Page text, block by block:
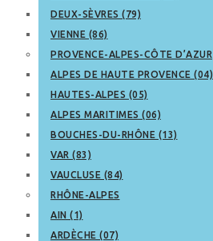
DEUX-SÈVRES (79)
VIENNE (86)
PROVENCE-ALPES-CÔTE D’AZUR
ALPES DE HAUTE PROVENCE (04)
HAUTES-ALPES (05)
ALPES MARITIMES (06)
BOUCHES-DU-RHÔNE (13)
VAR (83)
VAUCLUSE (84)
RHÔNE-ALPES
AIN (1)
ARDÈCHE (07)